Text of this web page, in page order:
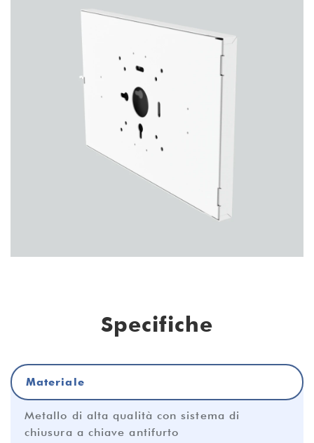
Specifiche
Materiale
Metallo di alta qualità con sistema di
chiusura a chiave antifurto